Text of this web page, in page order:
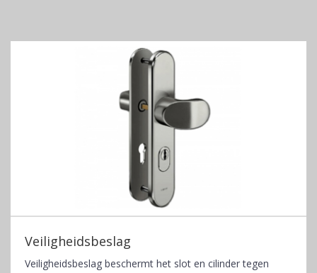
Veiligheidsbeslag
Veiligheidsbeslag beschermt het slot en cilinder tegen